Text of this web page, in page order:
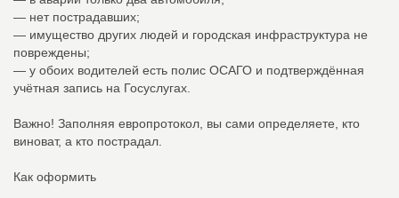
— нет пострадавших;
— имущество других людей и городская инфраструктура не
повреждены;
— у обоих водителей есть полис ОСАГО и подтверждённая
учётная запись на Госуслугах.
Важно! Заполняя европротокол, вы сами определяете, кто
виноват, а кто пострадал.
Как оформить